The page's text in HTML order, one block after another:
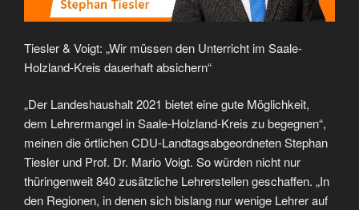
Tiesler & Voigt: „Wir müssen den Unterricht im Saale-
Holzland-Kreis dauerhaft absichern“
„Der Landeshaushalt 2021 bietet eine gute Möglichkeit,
dem Lehrermangel in Saale-Holzland-Kreis zu begegnen“,
meinen die örtlichen CDU-Landtagsabgeordneten Stephan
Tiesler und Prof. Dr. Mario Voigt. So würden nicht nur
thüringenweit 840 zusätzliche Lehrerstellen geschaffen. „In
den Regionen, in denen sich bislang nur wenige Lehrer auf